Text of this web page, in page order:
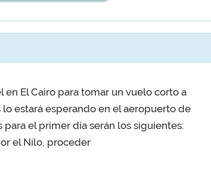
El Cairo para tomar un vuelo corto a
estará esperando en el aeropuerto de
para el primer día serán los siguientes:
el Nilo, proceder